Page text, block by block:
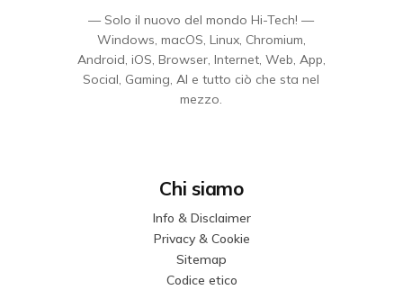
— Solo il nuovo del mondo Hi-Tech! —
Windows, macOS, Linux, Chromium,
Android, iOS, Browser, Internet, Web, App,
Social, Gaming, AI e tutto ciò che sta nel
mezzo.
Chi siamo
Info & Disclaimer
Privacy & Cookie
Sitemap
Codice etico